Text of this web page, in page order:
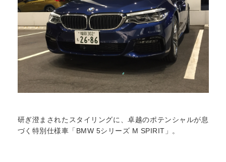
研ぎ澄まされたスタイリングに、卓越のポテンシャルが息
づく特別仕様車「BMW 5シリーズ M SPIRIT」。